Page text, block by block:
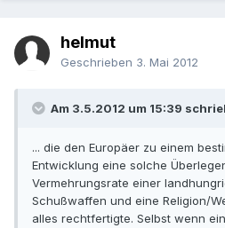
helmut
Geschrieben 3. Mai 2012
Am 3.5.2012 um 15:39
... die den Europäer zu einem
Entwicklung eine solche
Vermehrungsrate einer
Schußwaffen und eine Religion/
alles rechtfertigte. Selbst wenn